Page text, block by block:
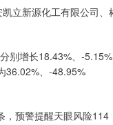
立新源化工有限公司、
别增长18.43%、-5.15%
36.02%、-48.95%
，预警提醒天眼风险114